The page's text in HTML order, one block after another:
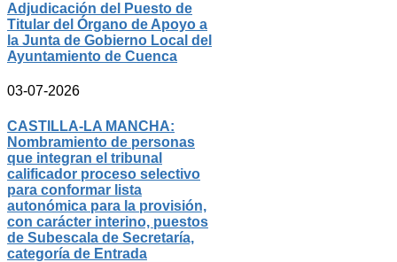
Adjudicación del Puesto de
Titular del Órgano de Apoyo a
la Junta de Gobierno Local del
Ayuntamiento de Cuenca
03-07-2026
CASTILLA-LA MANCHA:
Nombramiento de personas
que integran el tribunal
calificador proceso selectivo
para conformar lista
autonómica para la provisión,
con carácter interino, puestos
de Subescala de Secretaría,
categoría de Entrada